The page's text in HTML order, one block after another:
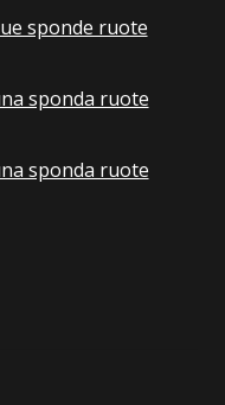
sponde ruote
sponda ruote
sponda ruote